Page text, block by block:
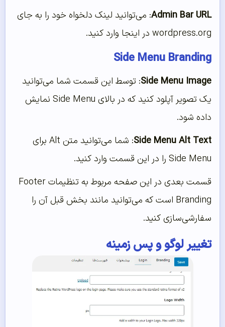
Admin Bar URL: می‌توانید لینک دلخواه خود را به جای
wordpress.org در اینجا وارد کنید.
Side Menu Branding
Side Menu Image: توسط این قسمت شما می‌توانید
یک تصویر آپلود کنید که در بالای Side Menu نمایش
داده شود.
Side Menu Alt Text
: شما می‌توانید متن Alt برای
Side Menu را در این قسمت وارد کنید.
قسمت بعدی در این صفحه مربوط به تنظیمات Footer
Branding است که می‌توانید مانند بخش قبل آن را
سفارشی‌سازی کنید.
تغییر لوگو و پس زمینه